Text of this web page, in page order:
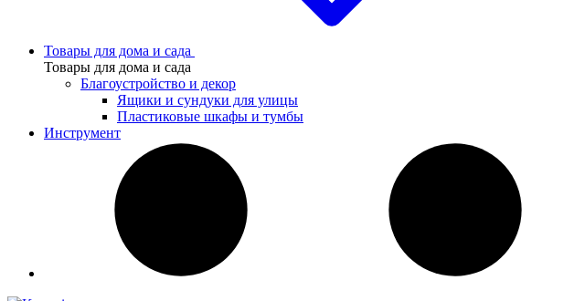
Товары для дома и сада
Товары для дома и сада
Благоустройство и декор
Ящики и сундуки для улицы
Пластиковые шкафы и тумбы
Инструмент